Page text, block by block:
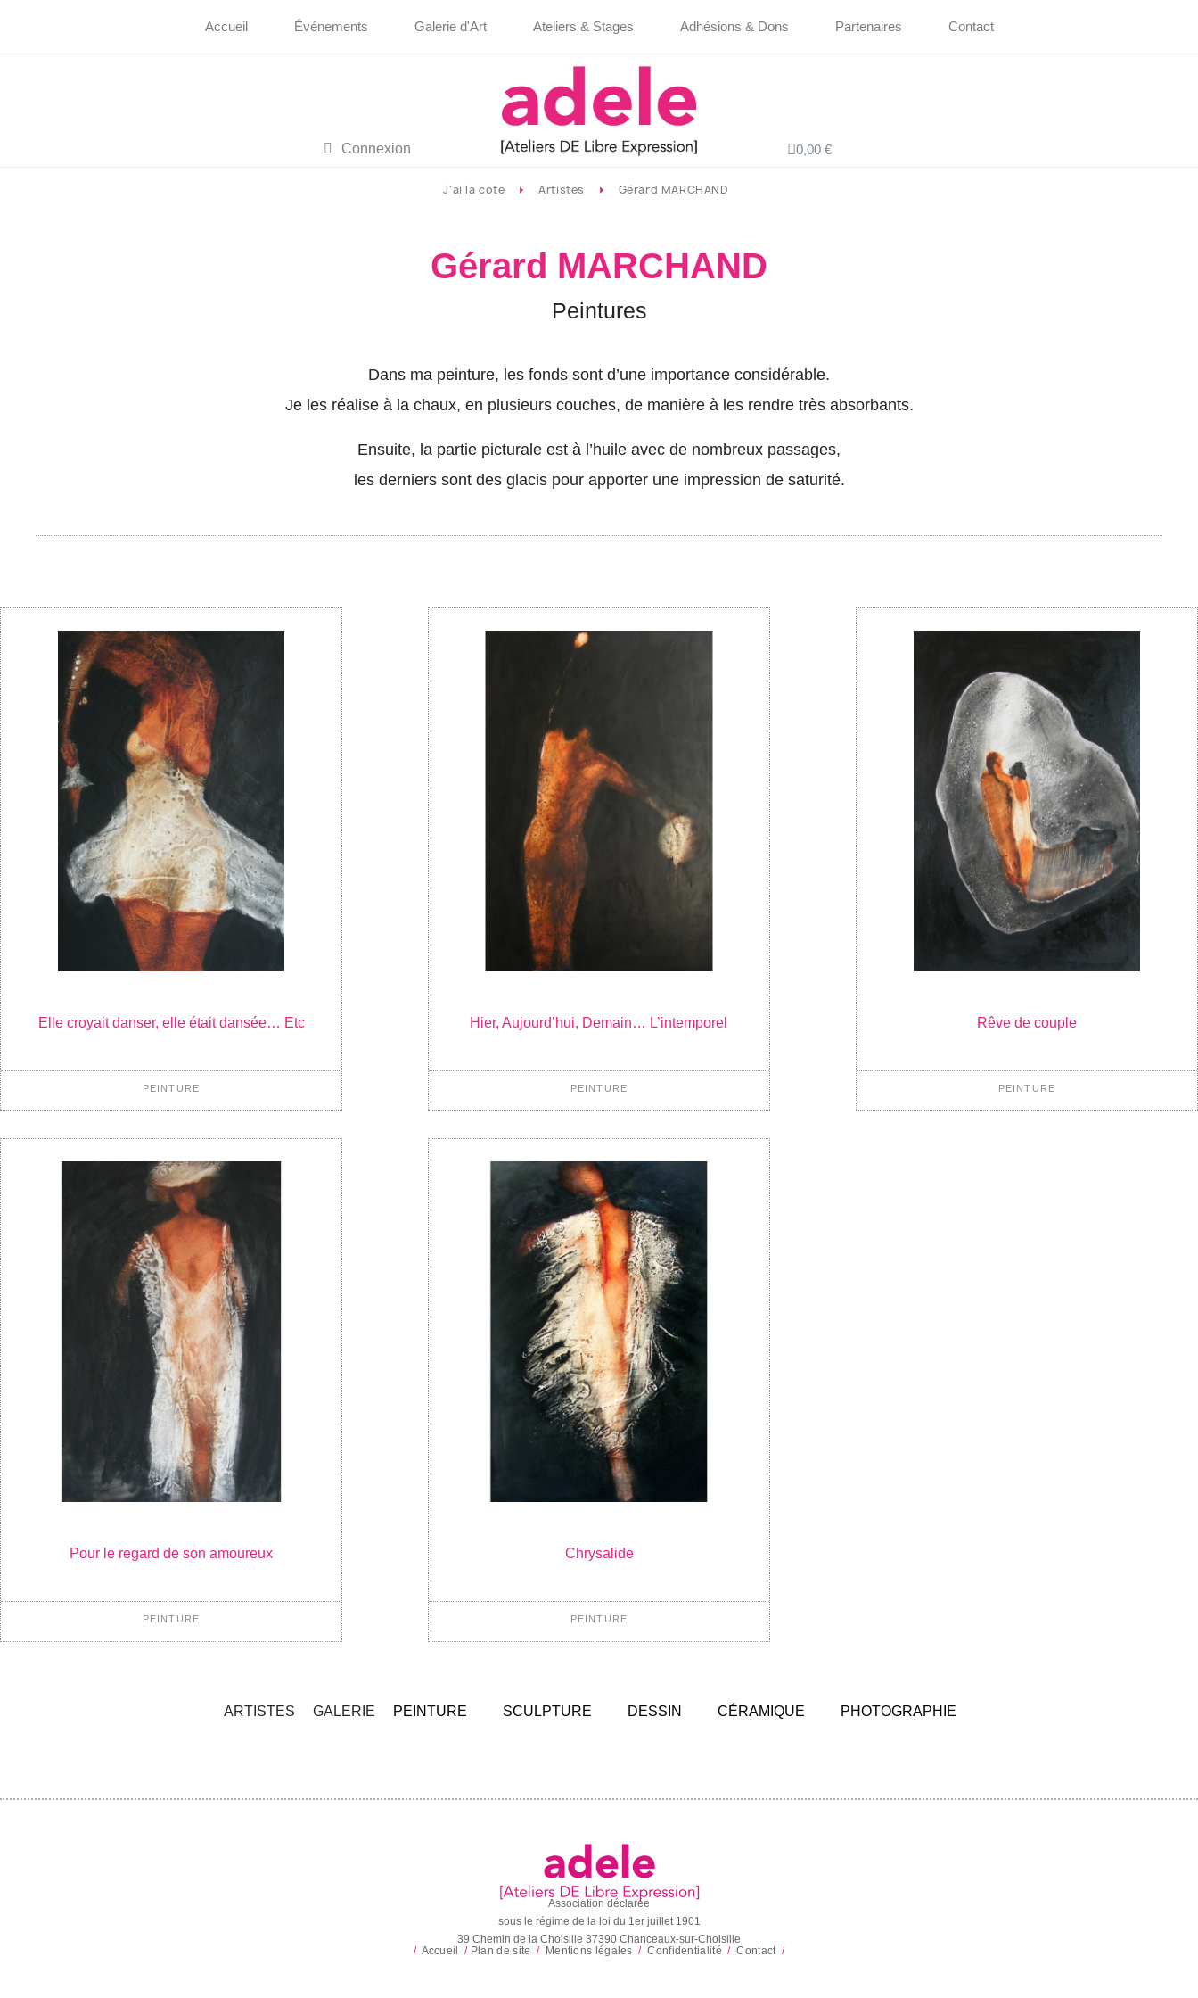
Accueil Événements Galerie d'Art Ateliers & Stages Adhésions & Dons Partenaires Contact
Connexion 0,00 €
J'ai la cote Artistes Gérard MARCHAND
Gérard MARCHAND
Peintures
Dans ma peinture, les fonds sont d’une importance considérable.
Je les réalise à la chaux, en plusieurs couches, de manière à les rendre très absorbants.
Ensuite, la partie picturale est à l’huile avec de nombreux passages,
les derniers sont des glacis pour apporter une impression de saturité.
Elle croyait danser, elle était dansée… Etc
PEINTURE
Hier, Aujourd’hui, Demain… L’intemporel
PEINTURE
Rêve de couple
PEINTURE
Pour le regard de son amoureux
PEINTURE
Chrysalide
PEINTURE
ARTISTES GALERIE PEINTURE SCULPTURE DESSIN CÉRAMIQUE PHOTOGRAPHIE
Association déclarée
sous le régime de la loi du 1er juillet 1901
39 Chemin de la Choisille 37390 Chanceaux-sur-Choisille
/ Accueil / Plan de site / Mentions légales / Confidentialité / Contact /